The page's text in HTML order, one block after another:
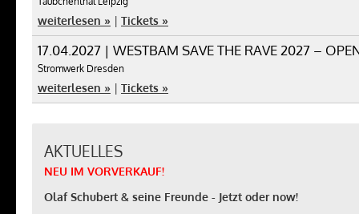
weiterlesen » | Tickets »
17.04.2027 | WESTBAM SAVE THE RAVE 2027 –
Stromwerk Dresden
weiterlesen » | Tickets »
AKTUELLES
NEU IM VORVERKAUF!
Olaf Schubert & seine Freunde - Jetzt oder now!